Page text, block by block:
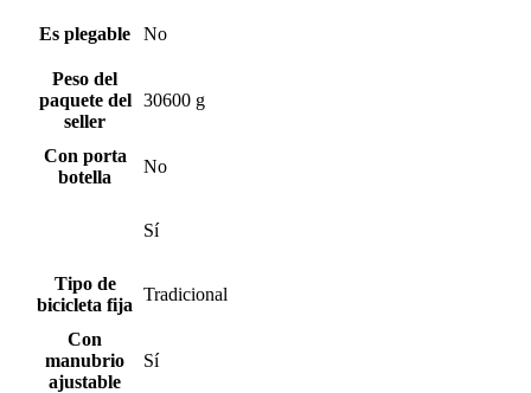
Es plegable No
Peso del
paquete del
seller
30600 g
Con porta
botella
No
Sí
Tipo de
bicicleta fija
Tradicional
Con
manubrio
ajustable
Sí